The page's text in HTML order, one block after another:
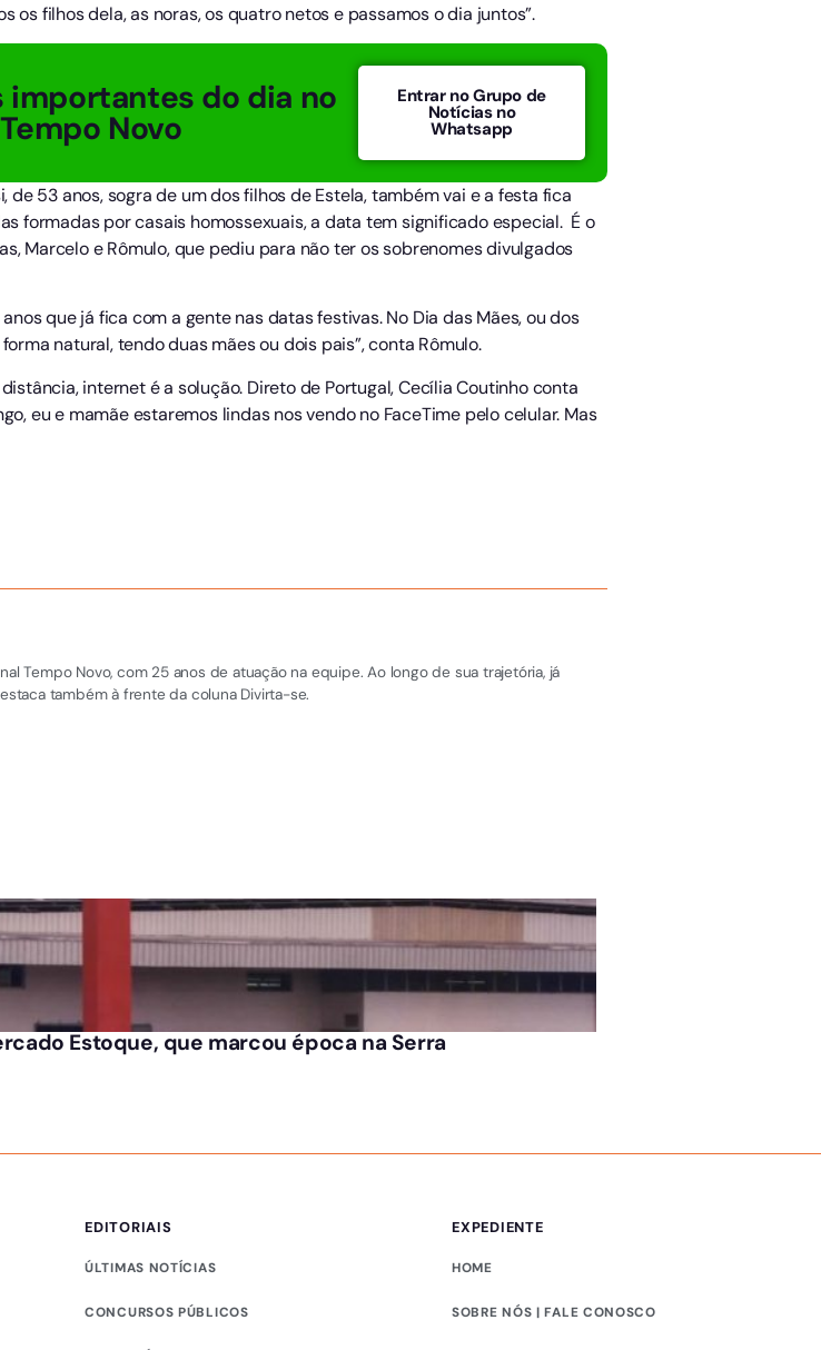
os filhos dela, as noras, os quatro netos e passamos o dia juntos”.
importantes do dia no
Novo
Entrar no Grupo de
Notícias no
Whatsapp
53 anos, sogra de um dos filhos de Estela, também vai e a festa fica
formadas por casais homossexuais, a data tem significado especial. É o
Marcelo e Rômulo, que pediu para não ter os sobrenomes divulgados
que já fica com a gente nas datas festivas. No Dia das Mães, ou dos
natural, tendo duas mães ou dois pais”, conta Rômulo.
internet é a solução. Direto de Portugal, Cecília Coutinho conta
eu e mamãe estaremos lindas nos vendo no FaceTime pelo celular. Mas
Tempo Novo, com 25 anos de atuação na equipe. Ao longo de sua trajetória, já
também à frente da coluna Divirta-se.
Estoque, que marcou época na Serra
EDITORIAIS
ÚLTIMAS NOTÍCIAS
CONCURSOS PÚBLICOS
EXPEDIENTE
HOME
SOBRE NÓS | FALE CONOSCO